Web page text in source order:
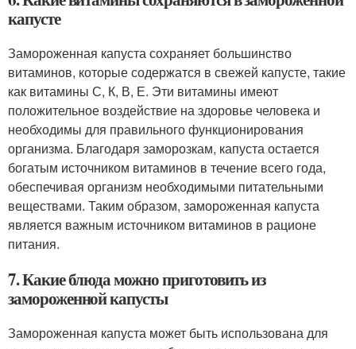
капусте
Замороженная капуста сохраняет большинство
витаминов, которые содержатся в свежей капусте, такие
как витамины С, К, В, Е. Эти витамины имеют
положительное воздействие на здоровье человека и
необходимы для правильного функционирования
организма. Благодаря заморозкам, капуста остается
богатым источником витаминов в течение всего года,
обеспечивая организм необходимыми питательными
веществами. Таким образом, замороженная капуста
является важным источником витаминов в рационе
питания.
7. Какие блюда можно приготовить из
замороженной капусты
Замороженная капуста может быть использована для